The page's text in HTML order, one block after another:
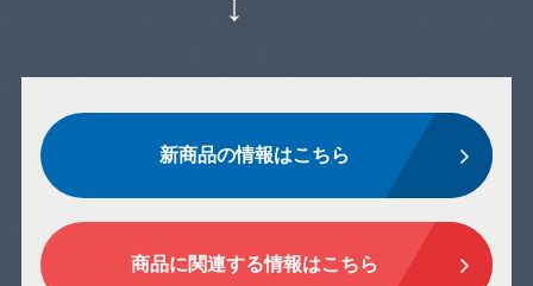
新商品の情報はこちら
商品に関連する情報はこちら